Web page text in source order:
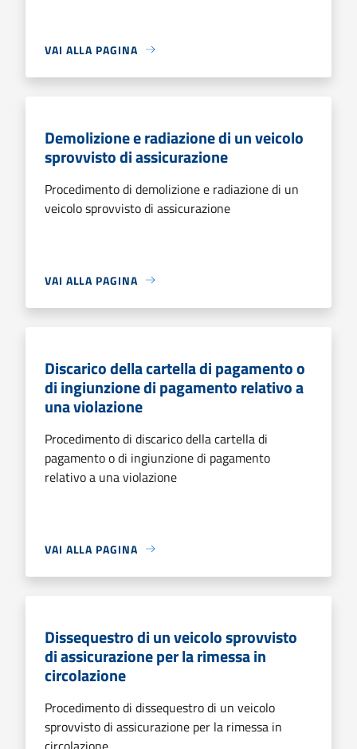
VAI ALLA PAGINA
Demolizione e radiazione di un veicolo
sprovvisto di assicurazione
Procedimento di demolizione e radiazione di un
veicolo sprovvisto di assicurazione
VAI ALLA PAGINA
Discarico della cartella di pagamento o
di ingiunzione di pagamento relativo a
una violazione
Procedimento di discarico della cartella di
pagamento o di ingiunzione di pagamento
relativo a una violazione
VAI ALLA PAGINA
Dissequestro di un veicolo sprovvisto
di assicurazione per la rimessa in
circolazione
Procedimento di dissequestro di un veicolo
sprovvisto di assicurazione per la rimessa in